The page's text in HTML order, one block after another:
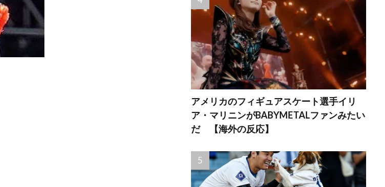
アメリカのフィギュアスケート選手イリ
ア・マリニンがBABYMETALファンみたい
だ 【海外の反応】